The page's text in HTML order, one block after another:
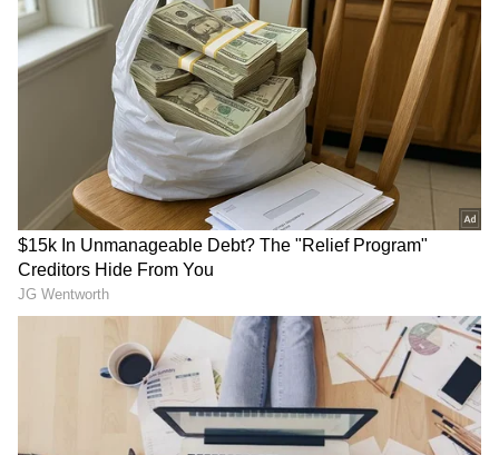
Related Articles
ಅರಮನೆಯಲ್ಲಿ ರಾಜನಂತೆ ಇರಬೇಕಿದ್ದ ದರ್ಶನ್